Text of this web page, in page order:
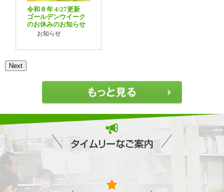
令和８年 4/27更新
ゴールデンウイーク
のお休みのお知らせ
お知らせ
Next